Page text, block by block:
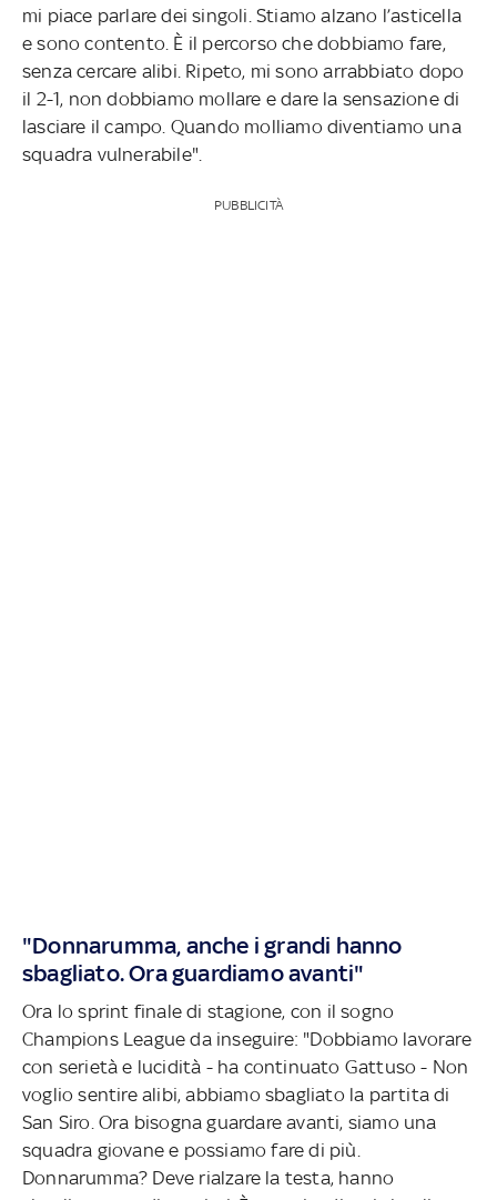
mi piace parlare dei singoli. Stiamo alzano l’asticella
e sono contento. È il percorso che dobbiamo fare,
senza cercare alibi. Ripeto, mi sono arrabbiato dopo
il 2-1, non dobbiamo mollare e dare la sensazione di
lasciare il campo. Quando molliamo diventiamo una
squadra vulnerabile".
PUBBLICITÀ
"Donnarumma, anche i grandi hanno
sbagliato. Ora guardiamo avanti"
Ora lo sprint finale di stagione, con il sogno
Champions League da inseguire: "Dobbiamo lavorare
con serietà e lucidità - ha continuato Gattuso - Non
voglio sentire alibi, abbiamo sbagliato la partita di
San Siro. Ora bisogna guardare avanti, siamo una
squadra giovane e possiamo fare di più.
Donnarumma? Deve rialzare la testa, hanno